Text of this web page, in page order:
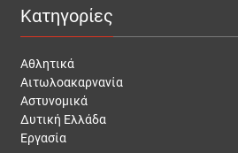
Κατηγορίες
Αθλητικά
Αιτωλοακαρνανία
Αστυνομικά
Δυτική Ελλάδα
Εργασία